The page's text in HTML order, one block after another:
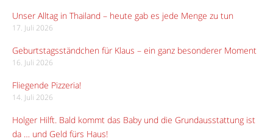
Unser Alltag in Thailand – heute gab es jede Menge zu tun
17. Juli 2026
Geburtstagsständchen für Klaus – ein ganz besonderer Moment
16. Juli 2026
Fliegende Pizzeria!
14. Juli 2026
Holger Hilft. Bald kommt das Baby und die Grundausstattung ist
da … und Geld fürs Haus!